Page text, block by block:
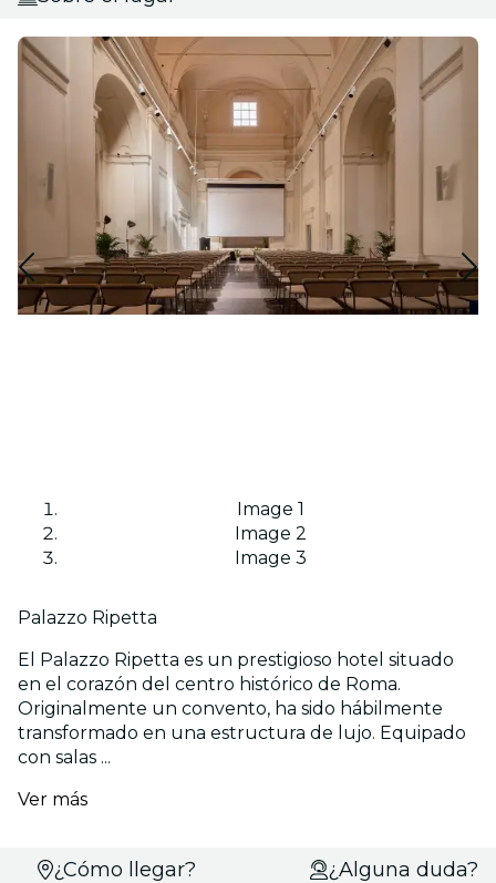
Image 1
Image 2
Image 3
Palazzo Ripetta
El Palazzo Ripetta es un prestigioso hotel situado
en el corazón del centro histórico de Roma.
Originalmente un convento, ha sido hábilmente
transformado en una estructura de lujo. Equipado
con salas ...
Ver más
Selecciona
¿Cómo llegar? ¿Alguna duda?